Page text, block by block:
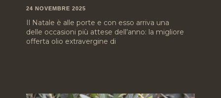
24 NOVEMBRE 2025
Il Natale è alle porte e con esso arriva una
delle occasioni più attese dell’anno: la migliore
offerta olio extravergine di